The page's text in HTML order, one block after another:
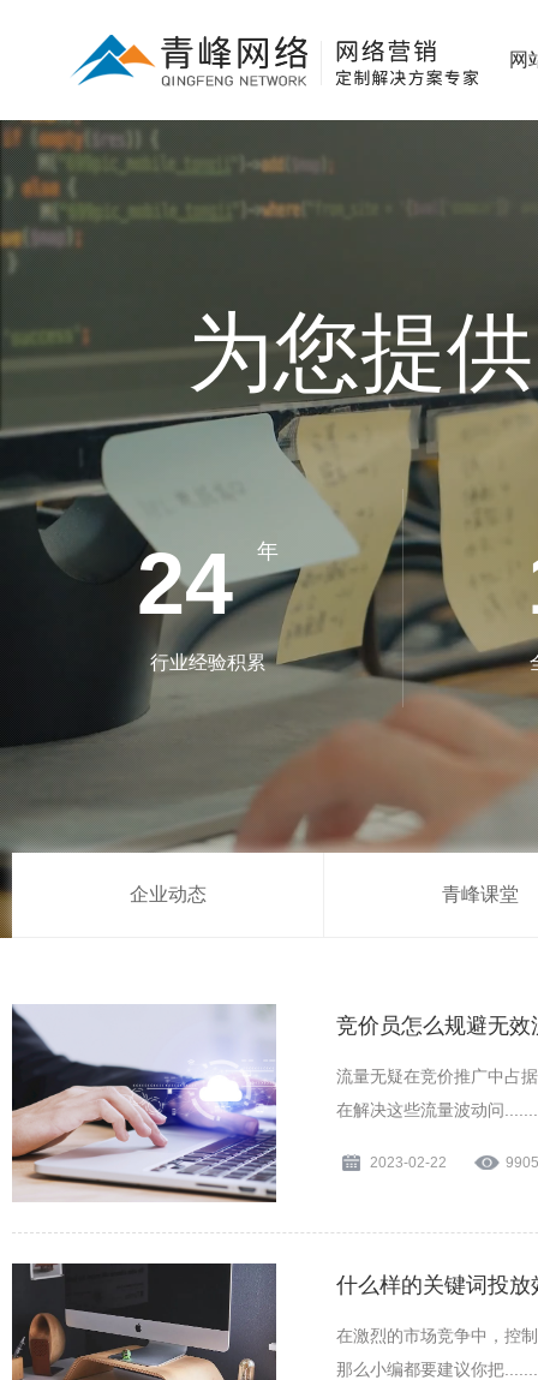
网
为您提
24 年
行业经验积累
企业动态 青峰课堂
竞价员怎么规避无
流量无疑在竞价推广中占
在解决这些流量波动问
2023-02-22
什么样的关键词投
在激烈的市场竞争中，控
那么小编都要建议你把